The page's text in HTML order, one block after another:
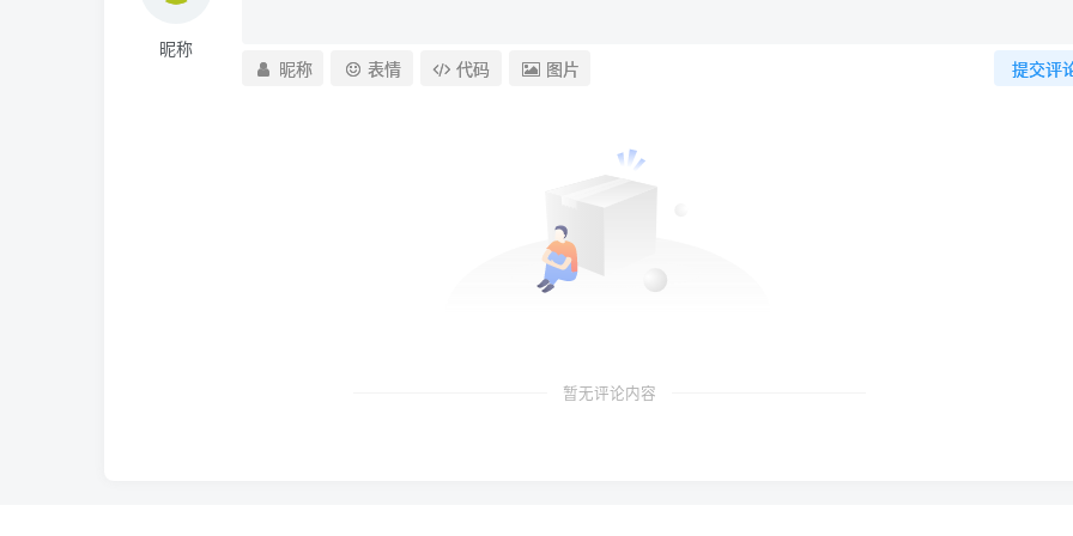
昵称
提交评
昵称 表情 代码 图片
暂无评论内容